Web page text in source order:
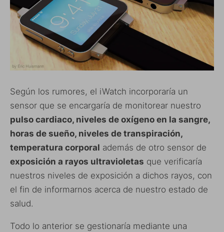
Según los rumores, el iWatch incorporaría un
sensor que se encargaría de monitorear nuestro
pulso cardiaco, niveles de oxígeno en la sangre,
horas de sueño, niveles de transpiración,
temperatura corporal además de otro sensor de
exposición a rayos ultravioletas que verificaría
nuestros niveles de exposición a dichos rayos, con
el fin de informarnos acerca de nuestro estado de
salud.
Todo lo anterior se gestionaría mediante una